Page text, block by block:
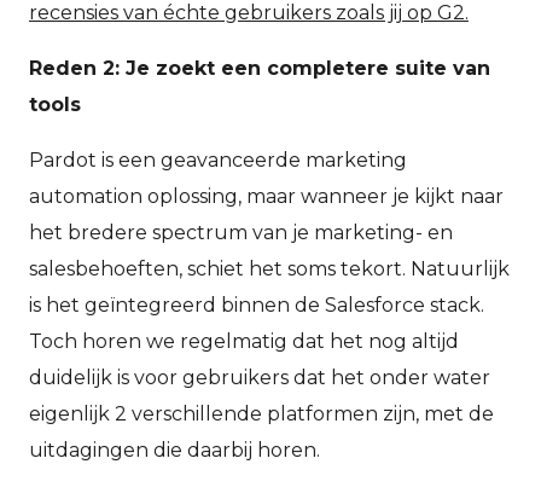
recensies van échte gebruikers zoals jij op G2.
Reden 2: Je zoekt een completere suite van
tools
Pardot is een geavanceerde marketing
automation oplossing, maar wanneer je kijkt naar
het bredere spectrum van je marketing- en
salesbehoeften, schiet het soms tekort. Natuurlijk
is het geïntegreerd binnen de Salesforce stack.
Toch horen we regelmatig dat het nog altijd
duidelijk is voor gebruikers dat het onder water
eigenlijk 2 verschillende platformen zijn, met de
uitdagingen die daarbij horen.